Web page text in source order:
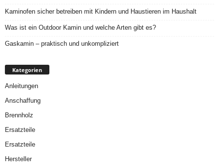
Kaminofen sicher betreiben mit Kindern und Haustieren im Haushalt
Was ist ein Outdoor Kamin und welche Arten gibt es?
Gaskamin – praktisch und unkompliziert
Kategorien
Anleitungen
Anschaffung
Brennholz
Ersatzteile
Ersatzteile
Hersteller